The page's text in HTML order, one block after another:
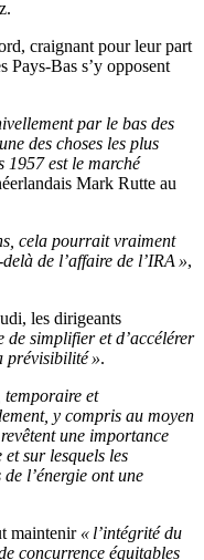
craignant pour leur part
Pays-Bas s’y opposent
par le bas des
des choses les plus
1957 est le marché
Mark Rutte au
cela pourrait vraiment
de l’affaire de l’IRA »,
les dirigeants
de simplifier et d’accélérer
prévisibilité ».
temporaire et
y compris au moyen
une importance
sur lesquels les
l’énergie ont une
maintenir « l’intégrité du
concurrence équitables